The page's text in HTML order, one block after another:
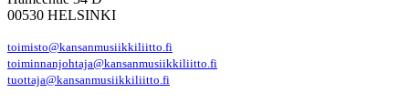
00530 HELSINKI
toimisto@kansanmusiikkiliitto.fi
toiminnanjohtaja@kansanmusiikkiliitto.fi
tuottaja@kansanmusiikkiliitto.fi